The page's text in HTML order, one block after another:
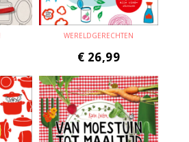
WERELDGERECHTEN
€ 26,99